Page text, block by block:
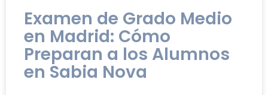
Examen de Grado Medio
en Madrid: Cómo
Preparan a los Alumnos
en Sabia Nova